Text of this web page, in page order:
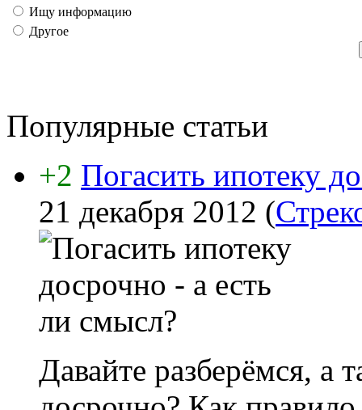
Ищу информацию
Другое
Популярные статьи
+2 Погасить ипотеку
21 декабря 2012 (
Давайте разберёмся, а